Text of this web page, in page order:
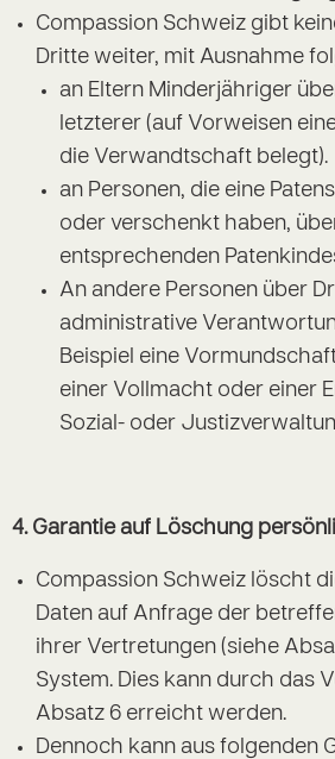
Compassion Schweiz gibt
Dritte weiter, mit Ausnahme
an Eltern Minderjähriger
letzterer (auf Vorweisen
die Verwandtschaft belegt).
an Personen, die eine
oder verschenkt haben,
entsprechenden
An andere Personen über
administrative
Beispiel eine
einer Vollmacht oder einer
Sozial- oder
4. Garantie auf Löschung
Compassion Schweiz löscht
Daten auf Anfrage der
ihrer Vertretungen (siehe
System. Dies kann durch das
Absatz 6 erreicht werden.
Dennoch kann aus folgenden